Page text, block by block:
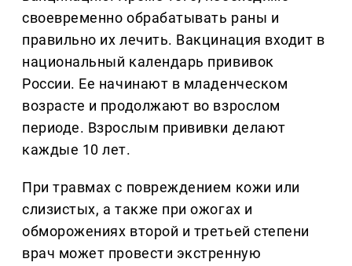
своевременно обрабатывать раны и
правильно их лечить. Вакцинация входит в
национальный календарь прививок
России. Ее начинают в младенческом
возрасте и продолжают во взрослом
периоде. Взрослым прививки делают
каждые 10 лет.
При травмах с повреждением кожи или
слизистых, а также при ожогах и
обморожениях второй и третьей степени
врач может провести экстренную